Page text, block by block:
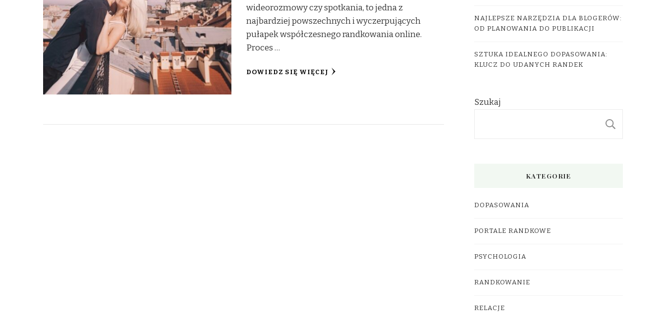
wideorozmowy czy spotkania, to jedna z
najbardziej powszechnych i wyczerpujących
pułapek współczesnego randkowania online.
Proces …
DOWIEDZ SIĘ WIĘCEJ
NAJLEPSZE NARZĘDZIA DLA BLOGERÓW:
OD PLANOWANIA DO PUBLIKACJI
SZTUKA IDEALNEGO DOPASOWANIA:
KLUCZ DO UDANYCH RANDEK
Szukaj
KATEGORIE
DOPASOWANIA
PORTALE RANDKOWE
PSYCHOLOGIA
RANDKOWANIE
RELACJE